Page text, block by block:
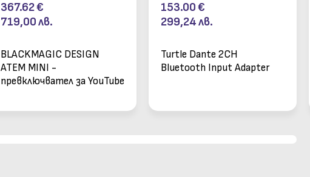
367.62€
719,00лв.
BLACKMAGIC DESIGN
ATEM MINI -
превключвател за YouTube
153.00€
299,24лв.
Turtle Dante 2CH
Bluetooth Input Adapter